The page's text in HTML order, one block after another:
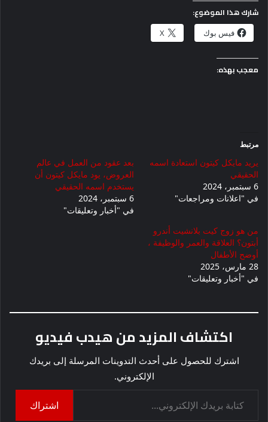
شارك هذا الموضوع:
فيس بوك X
معجب بهذه:
مرتبط
يريد مايكل كيتون استعادة اسمه
الحقيقي
6 سبتمبر، 2024
في "اعلانات ومراجعات"
بعد عقود من العمل في عالم
العروض، يود مايكل كيتون أن
يستخدم اسمه الحقيقي
6 سبتمبر، 2024
في "أخبار وتعليقات"
من هو زوج كيت بلانشيت أندرو
أبتون؟ العلاقة والعمر والوظيفة ،
أوضح الأطفال
28 مارس، 2025
في "أخبار وتعليقات"
اكتشاف المزيد من هيدب فيديو
اشترك للحصول على أحدث التدوينات المرسلة إلى بريدك
الإلكتروني.
اشتراك